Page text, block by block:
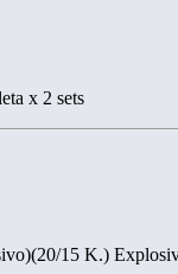
x 2 sets
15 K.)